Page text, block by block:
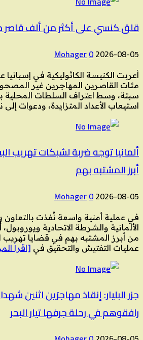
قلق كنسي على أكثر من ألف قاصر
2026-08-05
Mohager0
أعربت الكنيسة الكاثوليكية في إسبانيا
مئات القاصرين المهاجرين غير
سبتة، وسط اعتراف السلطات المحلية
استيعاب الأعداد المتزايدة، ودعوات إلى
ألمانيا توجه ضربة لشبكات تهريب
أبرز المشتبه بهم
2026-08-05
Mohager0
في عملية أمنية واسعة نُفذت بالتعاون
الألمانية والشرطة الاتحادية
من أبرز المشتبه بهم في قضايا تهريب
عمليات التفتيش والتحقيق في [اقرأ
رافقوهم في رحلة جرفها تيار البحر